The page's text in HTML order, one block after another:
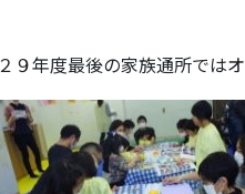
２９年度最後の家族通所では